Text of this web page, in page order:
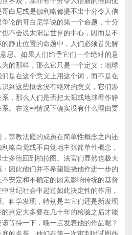
白尼或是伽利略都提不出十分令人信
论的哥白尼学说的第一个命题，十分
不会说太阳是世界的中心，因而是不
静止位置的命题中，人们必须首先解
思。如果人们给予它们一个绝对的意
的那样，那么它只是一个定义：地球
是在这个意义上用这个词，而不是在
到这些概念没有绝对的意义，它们涉
，那么人们是否把太阳或地球看作静
。在这种情况下确实没有什么理由要
教法庭的成员在简单性概念之内还
略自觉或不自觉地主张简单性概念，
多德回到柏拉图。法官们显然也极大
因此他们并不希望阻挠他作进一步的
安定和不确定的因素影响传统的基督
世纪社会中起过如此决定性的作用，
科学发现，特别是当它们还是新发现
判定大多要在几十年的检验之后才能
等待一下，晚一点发表他的作品呢？